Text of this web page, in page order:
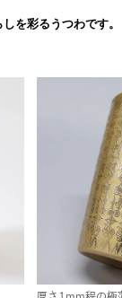
を彩るうつわです。
厚さ1mm程の極